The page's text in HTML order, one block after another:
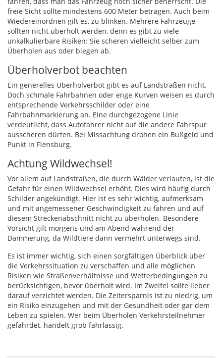
freie Sicht sollte mindestens 600 Meter betragen. Auch beim
Wiedereinordnen gilt es, zu blinken. Mehrere Fahrzeuge
sollten nicht überholt werden, denn es gibt zu viele
unkalkulierbare Risiken: Sie scheren vielleicht selber zum
Überholen aus oder biegen ab.
Überholverbot beachten
Ein generelles Überholverbot gibt es auf Landstraßen nicht.
Doch schmale Fahrbahnen oder enge Kurven weisen es durch
entsprechende Verkehrsschilder oder eine
Fahrbahnmarkierung an. Eine durchgezogene Linie
verdeutlicht, dass Autofahrer nicht auf die andere Fahrspur
ausscheren dürfen. Bei Missachtung drohen ein Bußgeld und
Punkt in Flensburg.
Achtung Wildwechsel!
Vor allem auf Landstraßen, die durch Wälder verlaufen, ist die
Gefahr für einen Wildwechsel erhöht. Dies wird häufig durch
Schilder angekündigt. Hier ist es sehr wichtig, aufmerksam
und mit angemessener Geschwindigkeit zu fahren und auf
diesem Streckenabschnitt nicht zu überholen. Besondere
Vorsicht gilt morgens und am Abend während der
Dämmerung, da Wildtiere dann vermehrt unterwegs sind.
Es ist immer wichtig, sich einen sorgfältigen Überblick über
die Verkehrssituation zu verschaffen und alle möglichen
Risiken wie Straßenverhältnisse und Wetterbedingungen zu
berücksichtigen, bevor überholt wird. Im Zweifel sollte lieber
darauf verzichtet werden. Die Zeitersparnis ist zu niedrig, um
ein Risiko einzugehen und mit der Gesundheit oder gar dem
Leben zu spielen. Wer beim Überholen Verkehrsteilnehmer
gefährdet, handelt grob fahrlässig.